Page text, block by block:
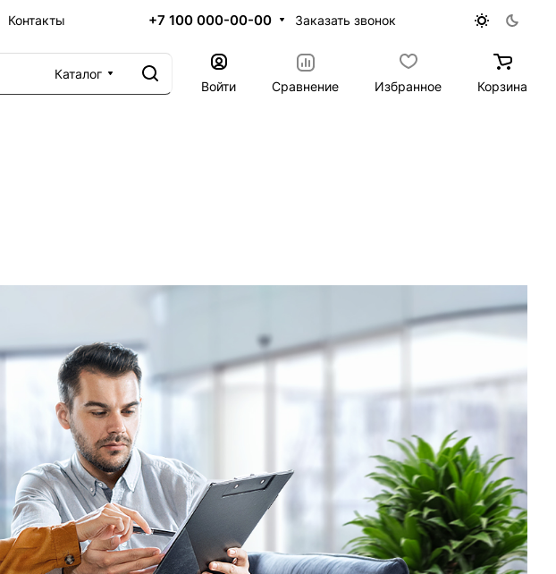
Контакты +7 100 000-00-00 Заказать звонок
Каталог
Войти
Сравнение Избранное Корзина